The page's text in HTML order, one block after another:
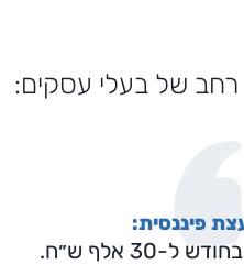
רחב של בעלי עסקים:
פיננסית:
"קפצתי מאלפים בודדים בחודש ל-30 אלף ש״ח.